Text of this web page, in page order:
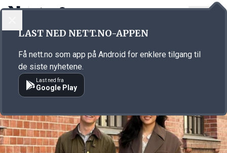
Annonsørinnhold
LAST NED NETT.NO-APPEN
Få nett.no som app på Android for enklere tilgang til
de siste nyhetene.
Last ned fra
Google Play